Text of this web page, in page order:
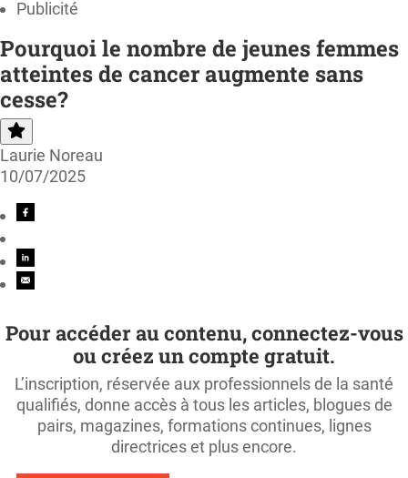
Publicité
Pourquoi le nombre de jeunes femmes
atteintes de cancer augmente sans
cesse?
Laurie Noreau
10/07/2025
Pour accéder au contenu, connectez-vous
ou créez un compte gratuit.
L’inscription, réservée aux professionnels de la santé
qualifiés, donne accès à tous les articles, blogues de
pairs, magazines, formations continues, lignes
directrices et plus encore.